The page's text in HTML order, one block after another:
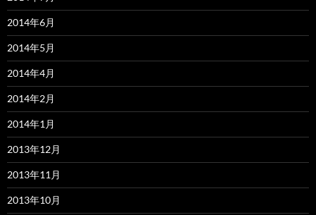
2014年6月
2014年5月
2014年4月
2014年2月
2014年1月
2013年12月
2013年11月
2013年10月